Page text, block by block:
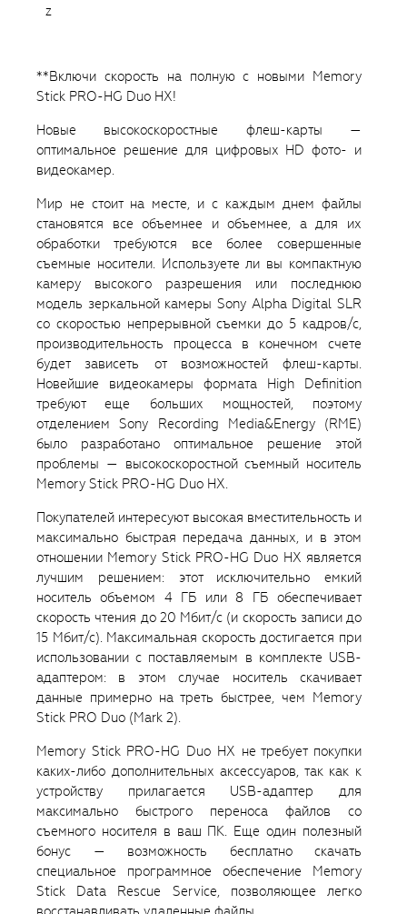
z
**Включи скорость на полную с новыми Memory
Stick PRO-HG Duo HX!
Новые высокоскоростные флеш-карты —
оптимальное решение для цифровых HD фото- и
видеокамер.
Мир не стоит на месте, и с каждым днем файлы
становятся все объемнее и объемнее, а для их
обработки требуются все более совершенные
съемные носители. Используете ли вы компактную
камеру высокого разрешения или последнюю
модель зеркальной камеры Sony Alpha Digital SLR
со скоростью непрерывной съемки до 5 кадров/с,
производительность процесса в конечном счете
будет зависеть от возможностей флеш-карты.
Новейшие видеокамеры формата High Definition
требуют еще больших мощностей, поэтому
отделением Sony Recording Media&Energy (RME)
было разработано оптимальное решение этой
проблемы — высокоскоростной съемный носитель
Memory Stick PRO-HG Duo HX.
Покупателей интересуют высокая вместительность и
максимально быстрая передача данных, и в этом
отношении Memory Stick PRO-HG Duo HX является
лучшим решением: этот исключительно емкий
носитель объемом 4 ГБ или 8 ГБ обеспечивает
скорость чтения до 20 Мбит/с (и скорость записи до
15 Мбит/с). Максимальная скорость достигается при
использовании с поставляемым в комплекте USB-
адаптером: в этом случае носитель скачивает
данные примерно на треть быстрее, чем Memory
Stick PRO Duo (Mark 2).
Memory Stick PRO-HG Duo HX не требует покупки
каких-либо дополнительных аксессуаров, так как к
устройству прилагается USB-адаптер для
максимально быстрого переноса файлов со
съемного носителя в ваш ПК. Еще один полезный
бонус — возможность бесплатно скачать
специальное программное обеспечение Memory
Stick Data Rescue Service, позволяющее легко